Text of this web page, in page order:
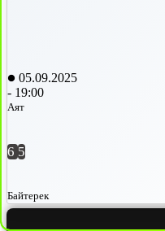
05.09.2025
- 19:00
Аят
6 5
Байтерек